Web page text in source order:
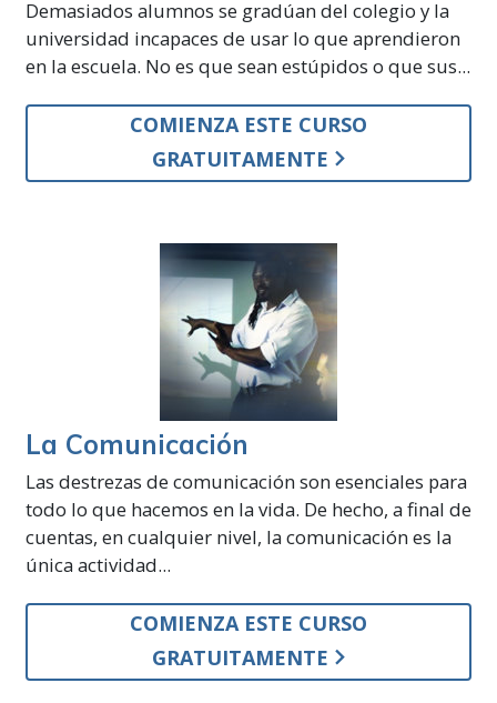
Demasiados alumnos se gradúan del colegio y la
universidad incapaces de usar lo que aprendieron
en la escuela. No es que sean estúpidos o que sus...
COMIENZA ESTE CURSO
GRATUITAMENTE
La Comunicación
Las destrezas de comunicación son esenciales para
todo lo que hacemos en la vida. De hecho, a final de
cuentas, en cualquier nivel, la comunicación es la
única actividad...
COMIENZA ESTE CURSO
GRATUITAMENTE